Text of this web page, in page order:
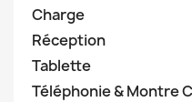
Charge
Réception
Tablette
Téléphonie & Montre